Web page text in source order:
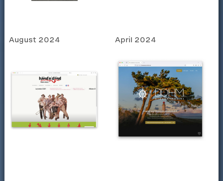
August 2024 April 2024